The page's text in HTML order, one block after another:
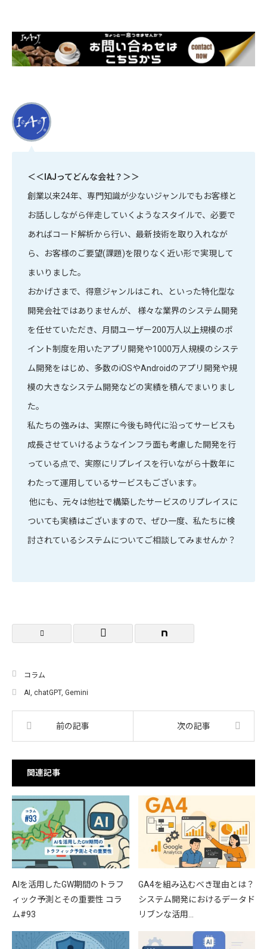
＜＜IAJってどんな会社？＞＞
創業以来24年、専門知識が少ないジャンルでもお客様と
お話ししながら伴走していくようなスタイルで、必要で
あればコード解析から行い、最新技術を取り入れなが
ら、お客様のご要望(課題)を限りなく近い形で実現して
まいりました。
おかげさまで、得意ジャンルはこれ、といった特化型な
開発会社ではありませんが、 様々な業界のシステム開発
を任せていただき、月間ユーザー200万人以上規模のポ
イント制度を用いたアプリ開発や1000万人規模のシステ
ム開発をはじめ、多数のiOSやAndroidのアプリ開発や規
模の大きなシステム開発などの実績を積んでまいりまし
た。
私たちの強みは、実際に今後も時代に沿ってサービスも
成長させていけるようなインフラ面も考慮した開発を行
っている点で、実際にリプレイスを行いながら十数年に
わたって運用しているサービスもございます。
他にも、元々は他社で構築したサービスのリプレイスに
ついても実績はございますので、ぜひ一度、私たちに検
討されているシステムについてご相談してみませんか？
コラム
AI chatGPT, Gemini
前の記事 次の記事
関連記事
AIを活用したGW期間のトラフ
ィック予測とその重要性 コラ
ム#93
GA4を組み込むべき理由とは？
システム開発におけるデータド
リブンな活用…